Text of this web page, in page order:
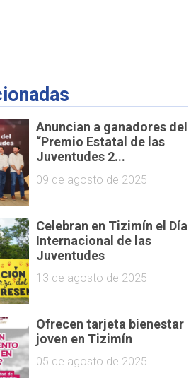
Anuncian a ganadores del
“Premio Estatal de las
Juventudes 2...
09 de agosto de 2025
Celebran en Tizimín el Día
Internacional de las
Juventudes
13 de agosto de 2025
Ofrecen tarjeta bienestar
joven en Tizimín
05 de agosto de 2025